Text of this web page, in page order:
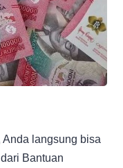
langsung bisa
Bantuan